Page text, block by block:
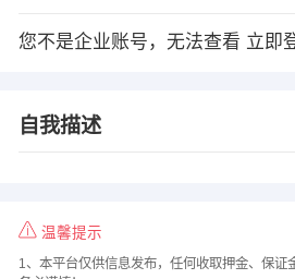
您不是企业账号，无法查看 立即
自我描述
温馨提示
1、本平台仅供信息发布，任何收取押金、保证